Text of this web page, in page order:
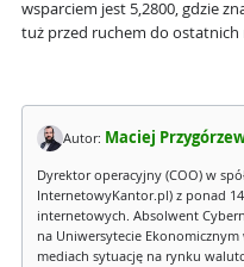
wsparciem jest 5,2800, gdzie
tuż przed ruchem do ostatnich
Autor: Maciej
Dyrektor operacyjny (COO) w
InternetowyKantor.pl) z ponad
internetowych. Absolwent
na Uniwersytecie
mediach sytuację na rynku